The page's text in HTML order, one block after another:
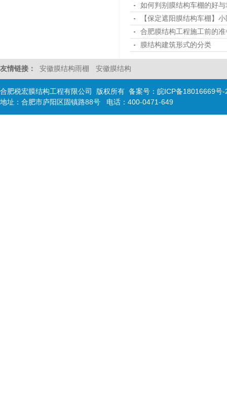
如何判别膜结构车棚的好
【保定遮阳膜结构车棚】
合肥膜结构工程施工前的
膜结构建筑形式的分类
友情链接： 安徽膜结构雨棚 安徽膜结构
合肥税宏膜结构工程有限公司 版权所有 备案号： 皖ICP备18016669号-
地址：合肥市庐阳区固镇路88号 电话：400-0471-649